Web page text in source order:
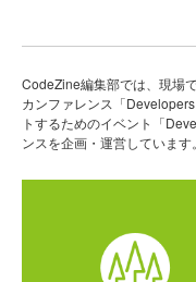
CodeZine編集部では、現場
カンファレンス「
トするためのイベント「
ンスを企画・運営しています。